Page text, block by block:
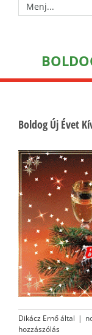
Menj...
Boldog Új Évet
Dikácz Ernőáltal |
hozzászólás